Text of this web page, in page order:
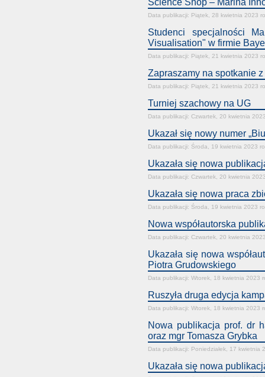
Science Shop – Marina
Data publikacji: Piątek, 28 kwietnia 2023
Studenci specjalności
Visualisation" w firmie
Data publikacji: Piątek, 21 kwietnia 2023
Zapraszamy na spotkanie
Data publikacji: Piątek, 21 kwietnia 2023
Turniej szachowy na UG
Data publikacji: Czwartek, 20 kwietnia
Ukazał się nowy numer
Data publikacji: Środa, 19 kwietnia 2023
Ukazała się nowa
Data publikacji: Czwartek, 20 kwietnia
Ukazała się nowa praca
Data publikacji: Środa, 19 kwietnia 2023
Nowa współautorska
Data publikacji: Czwartek, 20 kwietnia
Ukazała się nowa
Piotra Grudowskiego
Data publikacji: Wtorek, 18 kwietnia 2023
Ruszyła druga edycja
Data publikacji: Wtorek, 18 kwietnia 2023
Nowa publikacja prof. dr
oraz mgr Tomasza Grybka
Data publikacji: Poniedziałek, 17 kwietnia
Ukazała się nowa